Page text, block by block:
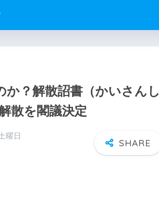
？解散詔書（かいさんし
散を閣議決定
曜日